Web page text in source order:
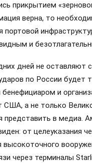
прикрытием
верна, то
портовой
и
дней не оставляют
по России будет
и
США, а не только
представить в медиа.
от целеуказания
высокоточного
через терминалы